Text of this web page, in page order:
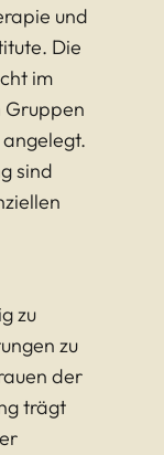
und
Die
im
Gruppen
sind
zu
zu
der
trägt